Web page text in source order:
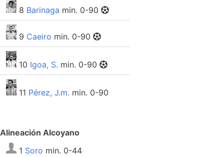
8 Barinaga min. 0-90
9 Caeiro min. 0-90
10 Igoa, S. min. 0-90
11 Pérez, J.m. min. 0-90
Alineación Alcoyano
1 Soro min. 0-44